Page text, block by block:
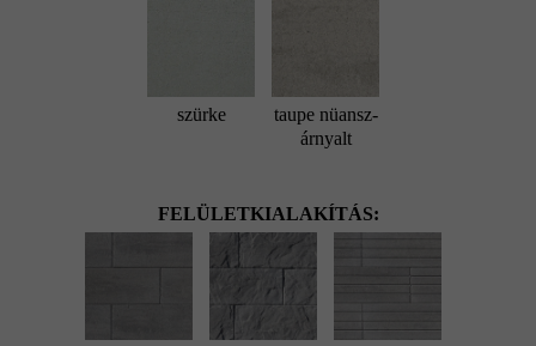
szürke
taupe nüansz-
árnyalt
FELÜLETKIALAKÍTÁS: